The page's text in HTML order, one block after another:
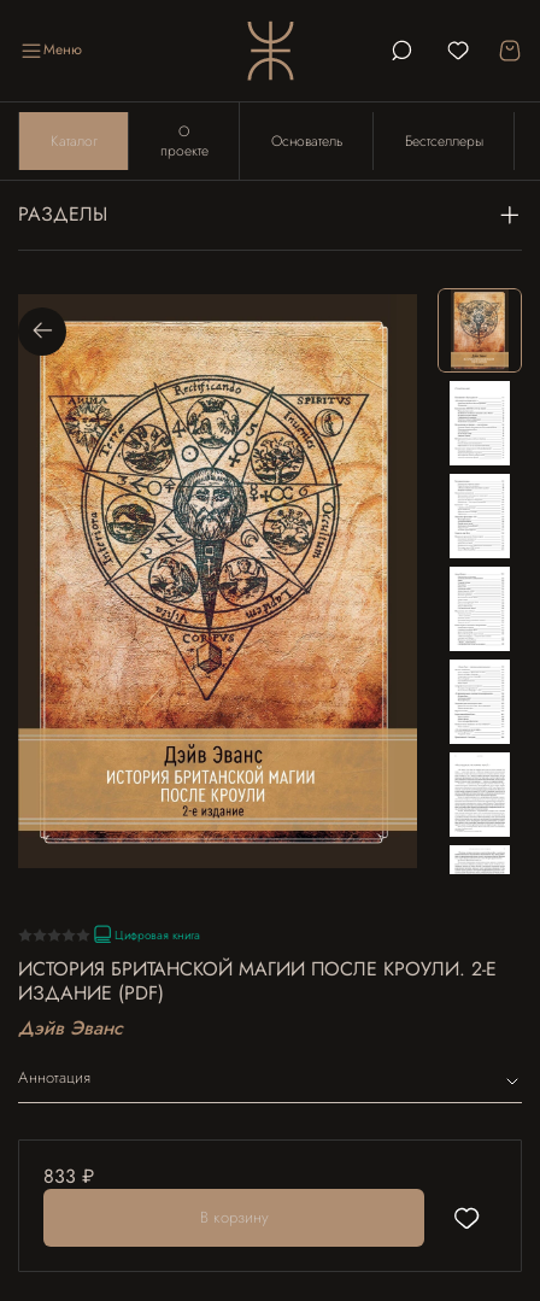
Меню
Каталог
О
проекте
Основатель Бестселлеры
РАЗДЕЛЫ
Цифровая книга
ИСТОРИЯ БРИТАНСКОЙ МАГИИ ПОСЛЕ КРОУЛИ. 2-Е
ИЗДАНИЕ (PDF)
Дэйв Эванс
Аннотация
833 ₽
В корзину